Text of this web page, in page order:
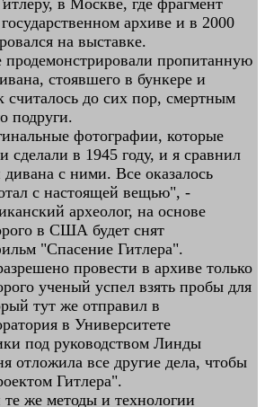
в Москве, где фрагмент
архиве и в 2000
на выставке.
пропитанную
стоявшего в бункере и
считалось до сих пор, смертным
подруги.
фотографии, которые
сделали в 1945 году, и я сравнил
с ними. Все оказалось
с настоящей вещью", -
археолог, на основе
в США будет снят
"Спасение Гитлера".
провести в архиве только
ученый успел взять пробы для
тут же отправил в
в Университете
под руководством Линды
отложила все другие дела, чтобы
Гитлера".
же методы и технологии